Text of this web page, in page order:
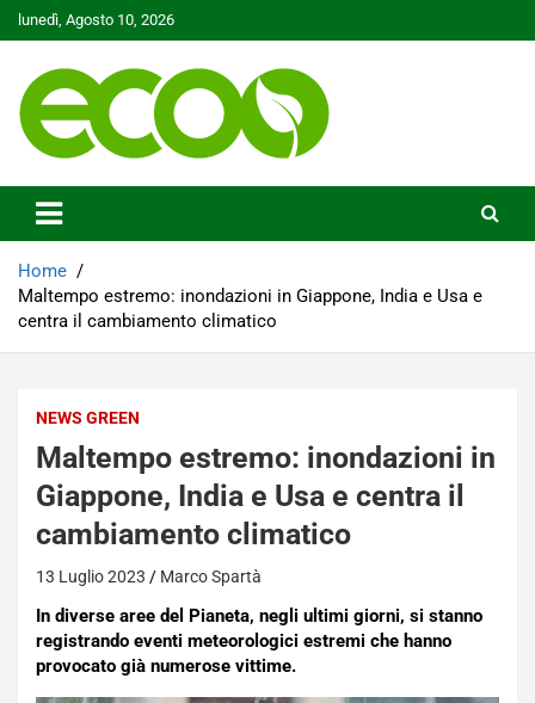
Skip
to
lunedì, Agosto 10, 2026
Ecoo.it
Home
Maltempo estremo: inondazioni in Giappone, India e Usa e
centra il cambiamento climatico
NEWS GREEN
Maltempo estremo: inondazioni in
Giappone, India e Usa e centra il
cambiamento climatico
13 Luglio 2023 Marco Spartà
In diverse aree del Pianeta, negli ultimi giorni, si stanno
registrando eventi meteorologici estremi che hanno
provocato già numerose vittime.